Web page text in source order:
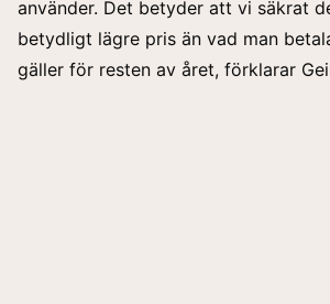
använder. Det betyder att vi säkrat
betydligt lägre pris än vad man
gäller för resten av året, förklarar